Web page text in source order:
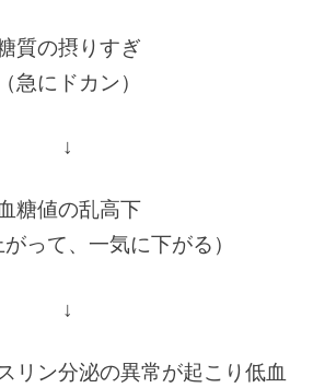
質の摂りすぎ
（急にドカン）
↓
糖値の乱高下
がって、一気に下がる）
↓
リン分泌の異常が起こり低血